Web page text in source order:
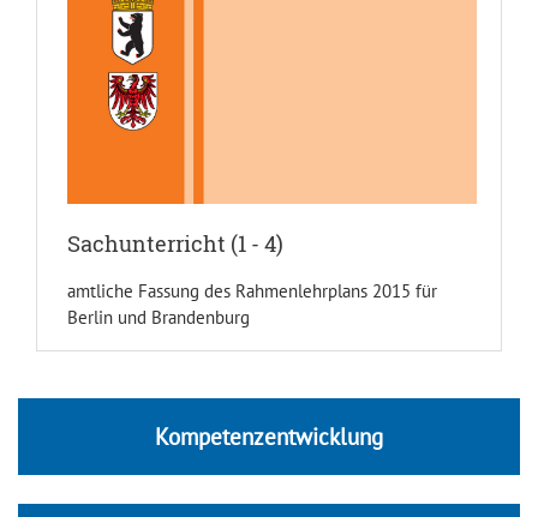
Sachunterricht (1 - 4)
amtliche Fassung des Rahmenlehrplans 2015 für
Berlin und Brandenburg
Kompetenzentwicklung